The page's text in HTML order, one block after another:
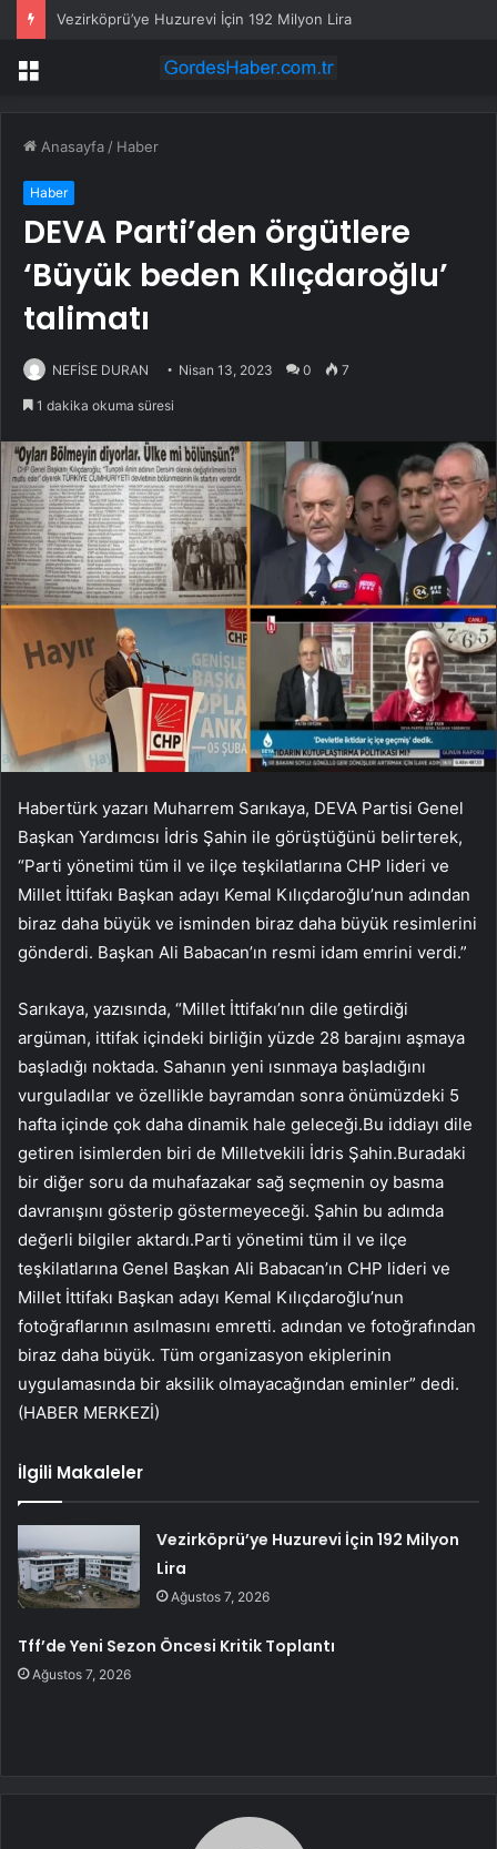
Vezirköprü’ye Huzurevi İçin 192 Milyon Lira
Menü
Anasayfa / Haber
Haber
DEVA Parti’den örgütlere
‘Büyük beden Kılıçdaroğlu’
talimatı
NEFİSE DURAN Nisan 13, 2023 0 7
1 dakika okuma süresi
Habertürk yazarı Muharrem Sarıkaya, DEVA Partisi Genel
Başkan Yardımcısı İdris Şahin ile görüştüğünü belirterek,
“Parti yönetimi tüm il ve ilçe teşkilatlarına CHP lideri ve
Millet İttifakı Başkan adayı Kemal Kılıçdaroğlu’nun adından
biraz daha büyük ve isminden biraz daha büyük resimlerini
gönderdi. Başkan Ali Babacan’ın resmi idam emrini verdi.”
Sarıkaya, yazısında, “Millet İttifakı’nın dile getirdiği
argüman, ittifak içindeki birliğin yüzde 28 barajını aşmaya
başladığı noktada. Sahanın yeni ısınmaya başladığını
vurguladılar ve özellikle bayramdan sonra önümüzdeki 5
hafta içinde çok daha dinamik hale geleceği.Bu iddiayı dile
getiren isimlerden biri de Milletvekili İdris Şahin.Buradaki
bir diğer soru da muhafazakar sağ seçmenin oy basma
davranışını gösterip göstermeyeceği. Şahin bu adımda
değerli bilgiler aktardı.Parti yönetimi tüm il ve ilçe
teşkilatlarına Genel Başkan Ali Babacan’ın CHP lideri ve
Millet İttifakı Başkan adayı Kemal Kılıçdaroğlu’nun
fotoğraflarının asılmasını emretti. adından ve fotoğrafından
biraz daha büyük. Tüm organizasyon ekiplerinin
uygulamasında bir aksilik olmayacağından eminler” dedi.
(HABER MERKEZİ)
İlgili Makaleler
Vezirköprü’ye Huzurevi İçin 192 Milyon
Lira
Ağustos 7, 2026
Tff’de Yeni Sezon Öncesi Kritik Toplantı
Ağustos 7, 2026